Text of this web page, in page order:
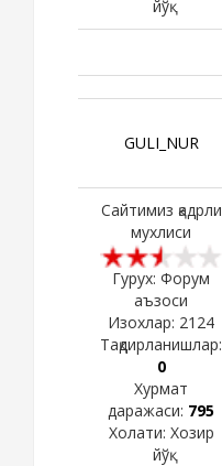
йўқ
GULI_NUR
Сайтимиз қадрли
мухлиси
Гурух: Форум
аъзоси
Изохлар: 2124
Тақдирланишлар:
0
Хурмат
даражаси: 795
Холати: Хозир
йўқ